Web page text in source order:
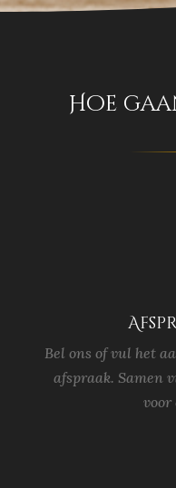
Hoe
Bel ons of vul het
afspraak. Samen
voor